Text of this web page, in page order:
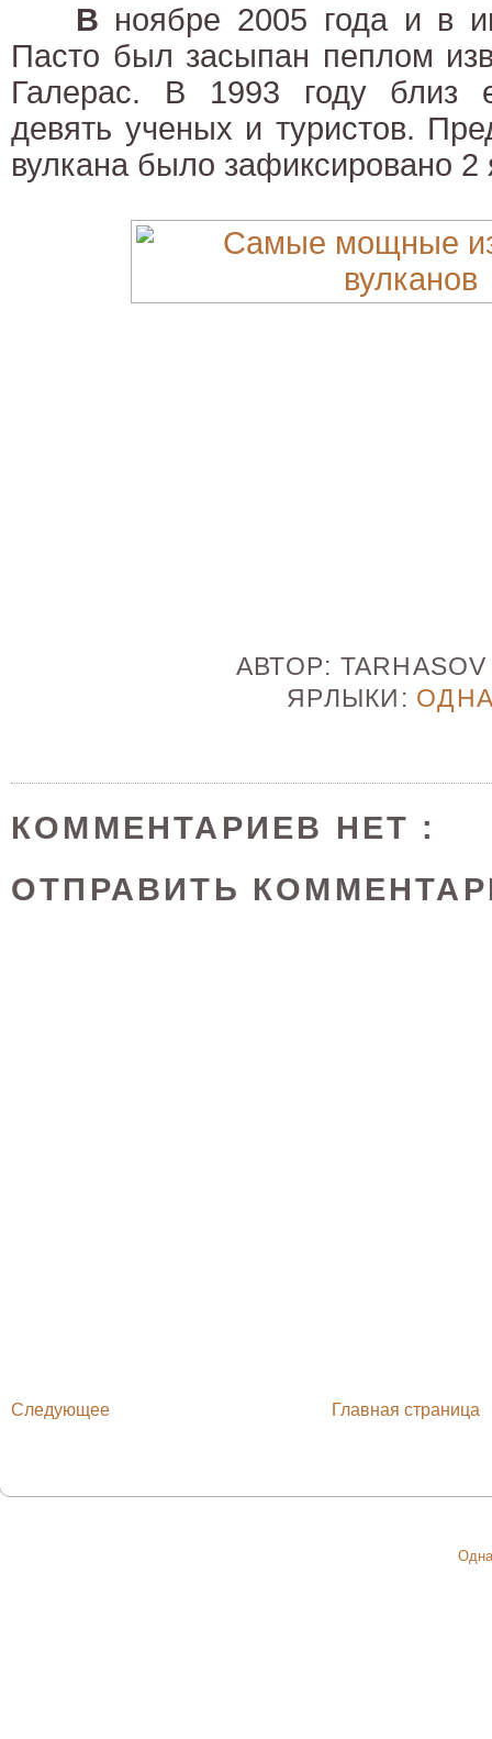
В ноябре 2005 года и в
Пасто был засыпан пеплом
Галерас. В 1993 году близ
девять ученых и туристов.
вулкана было зафиксировано 2
АВТОР:
ЯРЛЫКИ:
КОММЕНТАРИЕВ НЕТ :
ОТПРАВИТЬ
Следующее Главная страница